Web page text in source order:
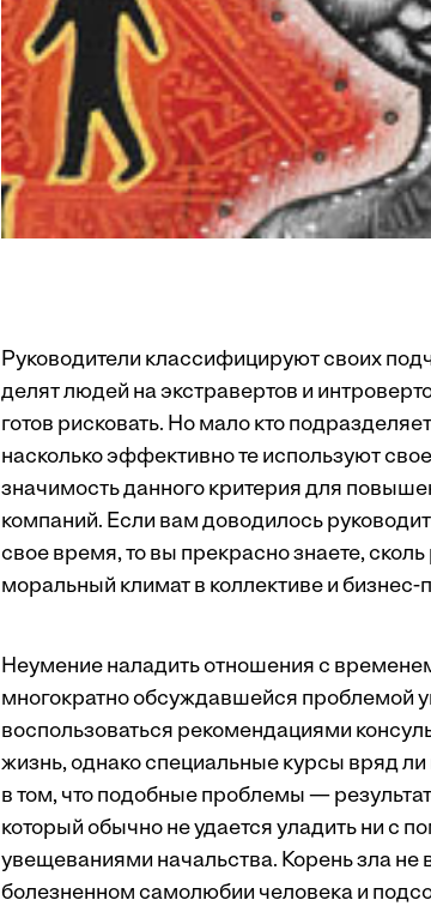
Руководители классифицируют своих
делят людей на экстравертов и
готов рисковать. Но мало кто
насколько эффективно те используют
значимость данного критерия для
компаний. Если вам доводилось
свое время, то вы прекрасно знаете,
моральный климат в коллективе и бизнес-
Неумение наладить отношения с
многократно обсуждавшейся проблемой
воспользоваться рекомендациями
жизнь, однако специальные курсы вряд
в том, что подобные проблемы —
который обычно не удается уладить ни с
увещеваниями начальства. Корень зла не
болезненном самолюбии человека и